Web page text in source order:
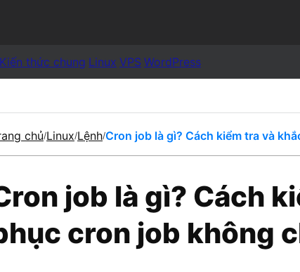
Kiến thức chung Linux VPS WordPress
chủ/Linux/Lệnh/Cron job là gì? Cách kiểm tra và
job là gì? Cách
cron job không